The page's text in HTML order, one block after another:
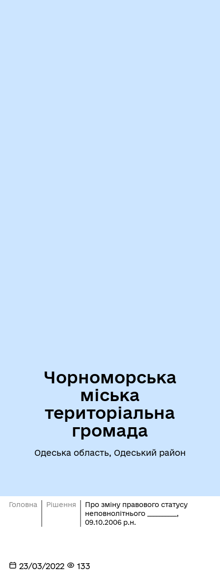
Чорноморська
міська
територіальна
громада
Одеська область, Одеський район
Головна Рішення
Про зміну правового статусу
неповнолітнього __________,
09.10.2006 р.н.
23/03/2022 133